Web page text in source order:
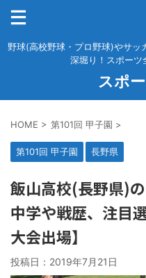
野球(高校野球・プロ野球)やサッ
深堀り！スポーツ
スポ
HOME > 第101回 甲子園 >
第101回 甲子園 長野県
飯山高校(長野県)
中学や戦歴、注目
大会出場】
投稿日： 2019年7月21日